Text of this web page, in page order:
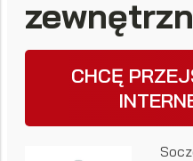
CHCĘ